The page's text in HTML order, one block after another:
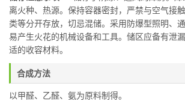
离火种、热源。保持容器密封，严禁与空气接
类等分开存放，切忌混储。采用防爆型照明、
易产生火花的机械设备和工具。储区应备有泄
适的收容材料。
合成方法
以甲醛、乙醛、氨为原料制得。